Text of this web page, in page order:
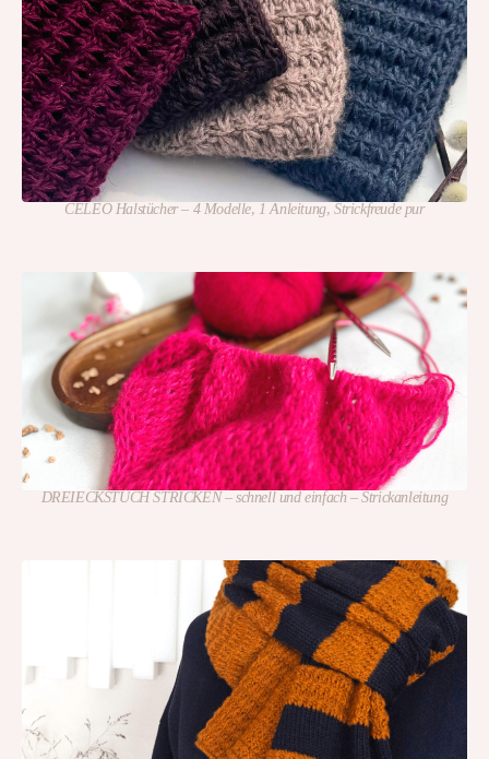
CELEO Halstücher – 4 Modelle, 1 Anleitung, Strickfreude pur
DREIECKSTUCH STRICKEN – schnell und einfach – Strickanleitung